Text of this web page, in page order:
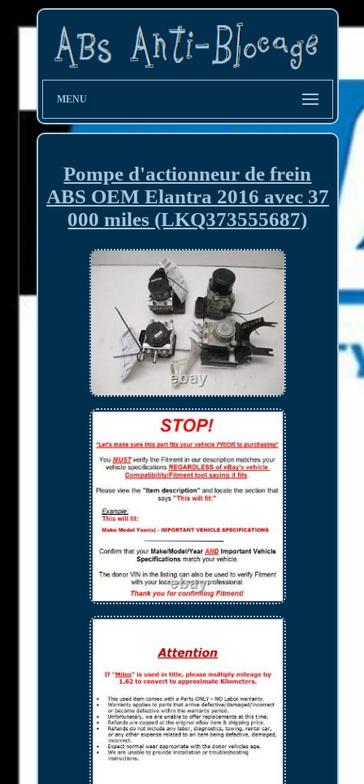
MENU
Pompe d'actionneur de frein
ABS OEM Elantra 2016 avec 37
000 miles (LKQ373555687)